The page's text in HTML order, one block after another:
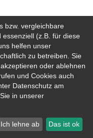
CIVIC E:HEV
HR-V E:HEV
CR-V E:HEV & E:PHEV
bzw. vergleichbare
essenziell (z.B. für diese
helfen unser
zu betreiben. Sie
oder ablehnen
und Cookies auch
Datenschutz am
in unserer
Ich lehne ab Das ist ok